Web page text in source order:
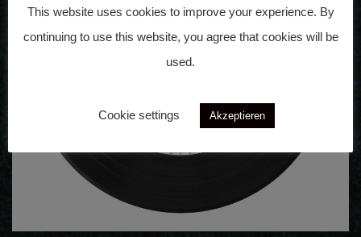
This website uses cookies to improve your experience. By
continuing to use this website, you agree that cookies will be
used.
Cookie settings Akzeptieren